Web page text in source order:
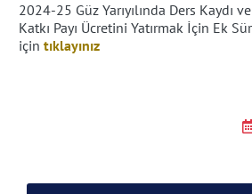
2024-25 Güz Yarıyılında Ders Kaydı
Katkı Payı Ücretini Yatırmak İçin Ek
için tıklayınız